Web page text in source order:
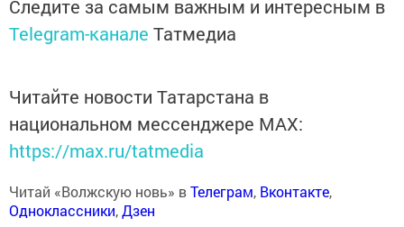
Следите за самым важным и интересным в
Telegram-канале Татмедиа
Читайте новости Татарстана в
национальном мессенджере MАХ:
https://max.ru/tatmedia
Читай «Волжскую новь» вТелеграм, Вконтакте,
Одноклассники,Дзен